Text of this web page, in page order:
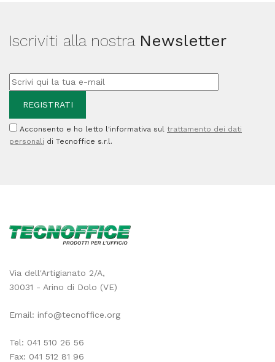
C13T09B340
Iscriviti alla nostra Newsletter
Acconsento e ho letto l'informativa sul trattamento dei dati
personali di Tecnoffice s.r.l.
Via dell'Artigianato 2/A,
30031 - Arino di Dolo (VE)
Email: info@tecnoffice.org
Tel: 041 510 26 56
Fax: 041 512 81 96